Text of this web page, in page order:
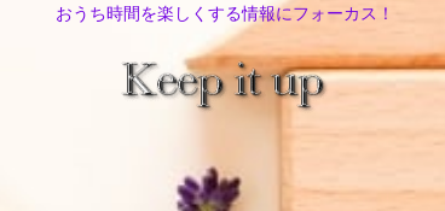
おうち時間を楽しくする情報にフォーカス！